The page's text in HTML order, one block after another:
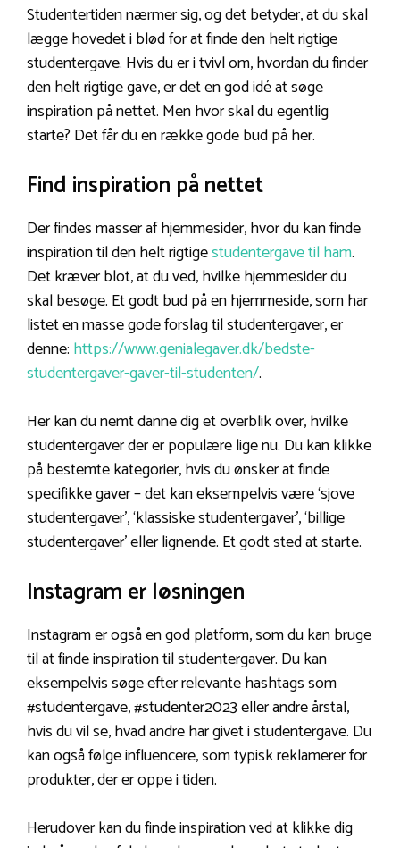
Studentertiden nærmer sig, og det betyder, at du skal
lægge hovedet i blød for at finde den helt rigtige
studentergave. Hvis du er i tvivl om, hvordan du finder
den helt rigtige gave, er det en god idé at søge
inspiration på nettet. Men hvor skal du egentlig
starte? Det får du en række gode bud på her.
Find inspiration på nettet
Der findes masser af hjemmesider, hvor du kan finde
inspiration til den helt rigtigestudentergave til ham.
Det kræver blot, at du ved, hvilke hjemmesider du
skal besøge. Et godt bud på en hjemmeside, som har
listet en masse gode forslag til studentergaver, er
denne: https://www.genialegaver.dk/bedste-
studentergaver-gaver-til-studenten/.
Her kan du nemt danne dig et overblik over, hvilke
studentergaver der er populære lige nu. Du kan klikke
på bestemte kategorier, hvis du ønsker at finde
specifikke gaver – det kan eksempelvis være ‘sjove
studentergaver’, ‘klassiske studentergaver’, ‘billige
studentergaver’ eller lignende. Et godt sted at starte.
Instagram er løsningen
Instagram er også en god platform, som du kan bruge
til at finde inspiration til studentergaver. Du kan
eksempelvis søge efter relevante hashtags som
#studentergave, #studenter2023 eller andre årstal,
hvis du vil se, hvad andre har givet i studentergave. Du
kan også følge influencere, som typisk reklamerer for
produkter, der er oppe i tiden.
Herudover kan du finde inspiration ved at klikke dig